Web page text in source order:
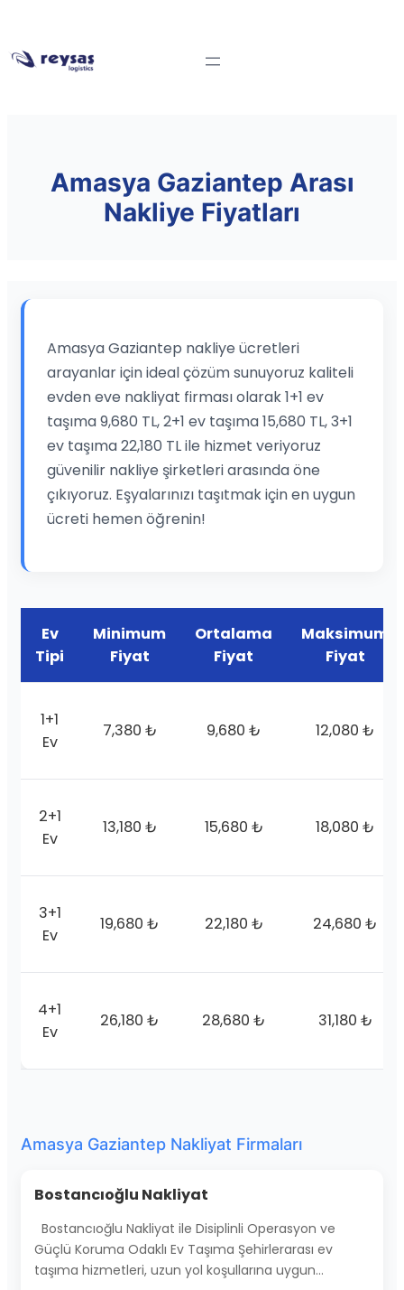
Amasya Gaziantep Arası
Nakliye Fiyatları
Amasya Gaziantep nakliye ücretleri
arayanlar için ideal çözüm sunuyoruz kaliteli
evden eve nakliyat firması olarak 1+1 ev
taşıma 9,680 TL, 2+1 ev taşıma 15,680 TL, 3+1
ev taşıma 22,180 TL ile hizmet veriyoruz
güvenilir nakliye şirketleri arasında öne
çıkıyoruz. Eşyalarınızı taşıtmak için en uygun
ücreti hemen öğrenin!
Ev
Tipi
Minimum
Fiyat
Ortalama
Fiyat
Maksimum
Fiyat
1+1
Ev
7,380 ₺ 9,680 ₺ 12,080 ₺
2+1
Ev
13,180 ₺ 15,680 ₺ 18,080 ₺
3+1
Ev
19,680 ₺ 22,180 ₺ 24,680 ₺
4+1
Ev
26,180 ₺ 28,680 ₺ 31,180 ₺
Amasya Gaziantep Nakliyat Firmaları
Bostancıoğlu Nakliyat
Bostancıoğlu Nakliyat ile Disiplinli Operasyon ve
Güçlü Koruma Odaklı Ev Taşıma Şehirlerarası ev
taşıma hizmetleri, uzun yol koşullarına uygun…